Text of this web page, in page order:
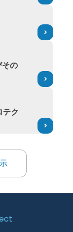
の
先を見据えたデ
テク
クト
すべて表示